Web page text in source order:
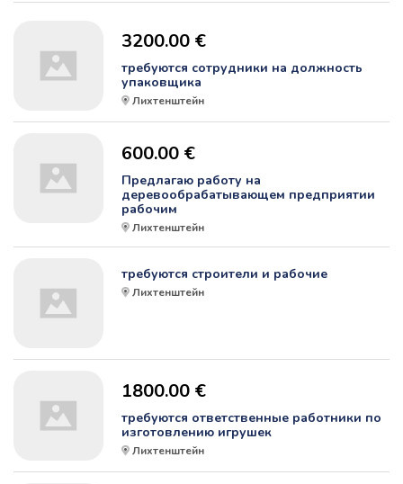
3200.00 €
требуются сотрудники на должность
упаковщика
Лихтенштейн
600.00 €
Предлагаю работу на
деревообрабатывающем предприятии
рабочим
Лихтенштейн
требуются строители и рабочие
Лихтенштейн
1800.00 €
требуются ответственные работники по
изготовлению игрушек
Лихтенштейн